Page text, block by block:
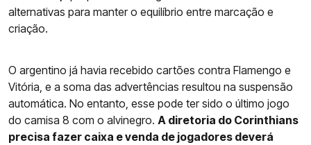
alternativas para manter o equilíbrio entre marcação e
criação.
O argentino já havia recebido cartões contra Flamengo e
Vitória, e a soma das advertências resultou na suspensão
automática. No entanto, esse pode ter sido o último jogo
do camisa 8 com o alvinegro. A diretoria do Corinthians
precisa fazer caixa e venda de jogadores deverá